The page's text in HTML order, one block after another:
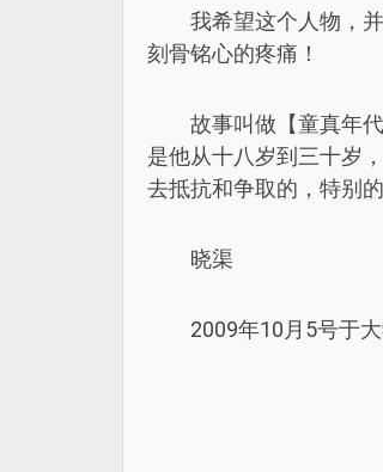
我希望这个人物，
刻骨铭心的疼痛！
故事叫做【童真年
是他从十八岁到三十岁
去抵抗和争取的，特别的
晓渠
2009年10月5号于